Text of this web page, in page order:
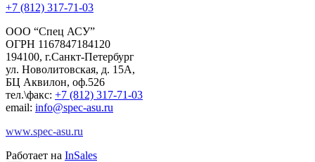
+7 (812) 317-71-03
ООО “Спец АСУ”
ОГРН 1167847184120
194100, г.Санкт-Петербург
ул. Новолитовская, д. 15А,
БЦ Аквилон, оф.526
тел.\факс: +7 (812) 317-71-03
email: info@spec-asu.ru
www.spec-asu.ru
Работает на InSales